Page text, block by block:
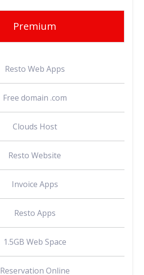
Premium
Resto Web Apps
Free domain .com
Clouds Host
Resto Website
Invoice Apps
Resto Apps
1.5GB Web Space
Reservation Online